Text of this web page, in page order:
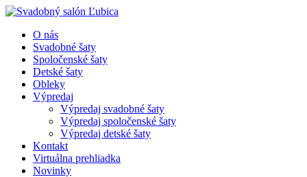
O nás
Svadobné šaty
Spoločenské šaty
Detské šaty
Obleky
Výpredaj
Výpredaj svadobné šaty
Výpredaj spoločenské šaty
Výpredaj detské šaty
Kontakt
Virtuálna prehliadka
Novinky